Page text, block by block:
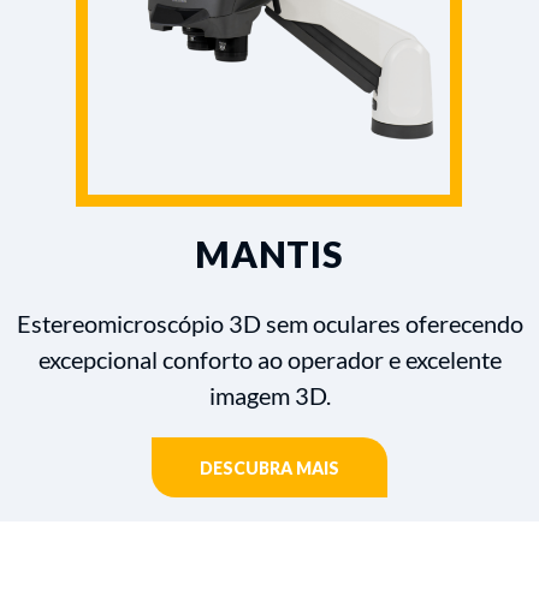
MANTIS
Estereomicroscópio 3D sem oculares oferecendo
excepcional conforto ao operador e excelente
imagem 3D.
DESCUBRA MAIS